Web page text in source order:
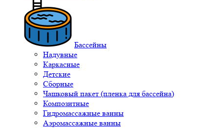
Бассейны
Надувные
Каркасные
Детские
Сборные
Чашковый пакет (пленка для бассейна)
Композитные
Гидромассажные ванны
Аэромассажные ванны